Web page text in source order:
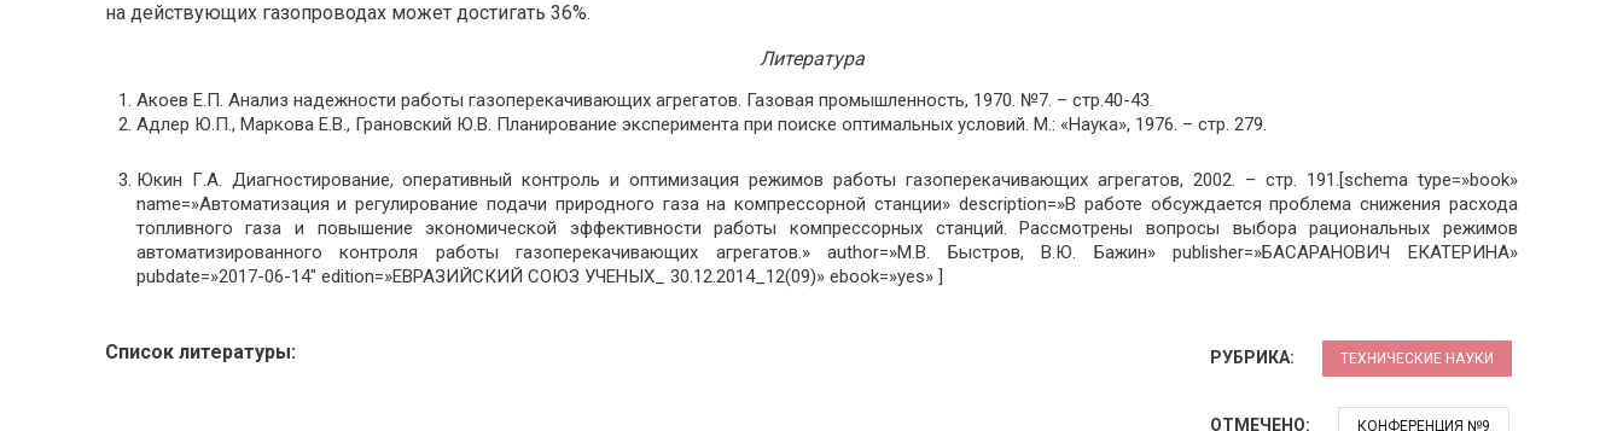
на действующих газопроводах может достигать 36%.
Литература
Акоев Е.П. Анализ надежности работы газоперекачивающих агрегатов. Газовая промышленность, 1970. №7. – стр.40-43.
Адлер Ю.П., Маркова Е.В., Грановский Ю.В. Планирование эксперимента при поиске оптимальных условий. М.: «Наука», 1976. – стр. 279.
Юкин Г.А. Диагностирование, оперативный контроль и оптимизация режимов работы газоперекачивающих агрегатов, 2002. – стр. 191.[schema type=»book»
name=»Автоматизация и регулирование подачи природного газа на компрессорной станции» description=»В работе обсуждается проблема снижения расхода
топливного газа и повышение экономической эффективности работы компрессорных станций. Рассмотрены вопросы выбора рациональных режимов
автоматизированного контроля работы газоперекачивающих агрегатов.» author=»М.В. Быстров, В.Ю. Бажин» publisher=»БАСАРАНОВИЧ ЕКАТЕРИНА»
pubdate=»2017-06-14″ edition=»ЕВРАЗИЙСКИЙ СОЮЗ УЧЕНЫХ_ 30.12.2014_12(09)» ebook=»yes» ]
Список литературы: РУБРИКА: ТЕХНИЧЕСКИЕ НАУКИ
ОТМЕЧЕНО: КОНФЕРЕНЦИЯ №9